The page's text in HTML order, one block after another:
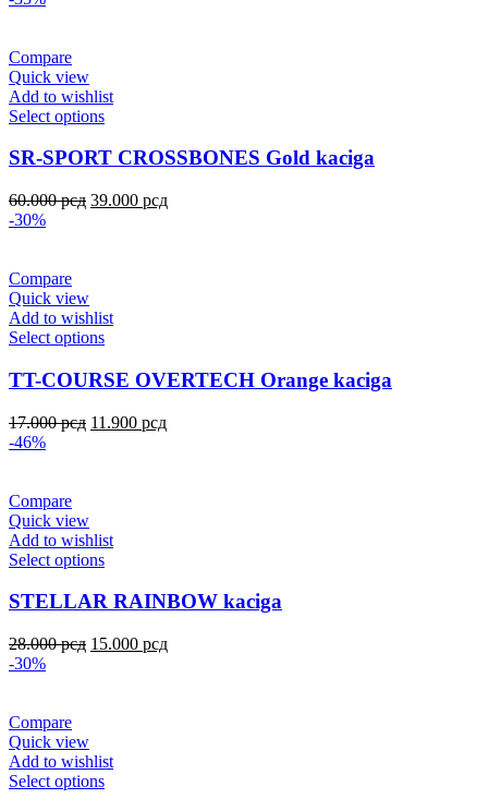
Compare
Quick view
Add to wishlist
Select options
SR-SPORT CROSSBONES Gold kaciga
60.000рсд 39.000 рсд
-30%
Compare
Quick view
Add to wishlist
Select options
TT-COURSE OVERTECH Orange kaciga
17.000рсд 11.900 рсд
-46%
Compare
Quick view
Add to wishlist
Select options
STELLAR RAINBOW kaciga
28.000рсд 15.000 рсд
-30%
Compare
Quick view
Add to wishlist
Select options